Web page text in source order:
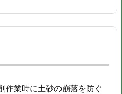
作業時に土砂の崩落を防ぐ